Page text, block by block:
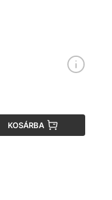
KOSÁRBA